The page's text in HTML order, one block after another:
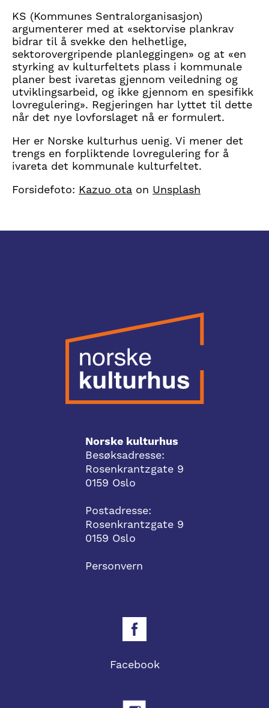
KS (Kommunes Sentralorganisasjon)
argumenterer med at «sektorvise plankrav
bidrar til å svekke den helhetlige,
sektorovergripende planleggingen» og at «en
styrking av kulturfeltets plass i kommunale
planer best ivaretas gjennom veiledning og
utviklingsarbeid, og ikke gjennom en spesifikk
lovregulering». Regjeringen har lyttet til dette
når det nye lovforslaget nå er formulert.
Her er Norske kulturhus uenig. Vi mener det
trengs en forpliktende lovregulering for å
ivareta det kommunale kulturfeltet.
Forsidefoto: Kazuo ota on Unsplash
Norske kulturhus
Besøksadresse:
Rosenkrantzgate 9
0159 Oslo
Postadresse:
Rosenkrantzgate 9
0159 Oslo
Personvern
Facebook